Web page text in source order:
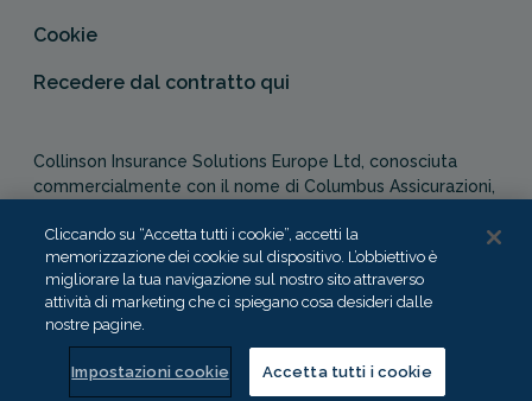
Cookie
Recedere dal contratto qui
Collinson Insurance Solutions Europe Ltd, conosciuta
commercialmente con il nome di Columbus Assicurazioni,
Authority in qualità di agente assicurativo (Distribution Act
-Cap. 487). In Italia, Columbus Assicurazioni è soggetta
alla vigilanza dell’IVASS.
Cliccando su “Accetta tutti i cookie”, accetti la
memorizzazione dei cookie sul dispositivo. L’obbiettivo è
migliorare la tua navigazione sul nostro sito attraverso
attività di marketing che ci spiegano cosa desideri dalle
nostre pagine.
Impostazioni cookie Accetta tutti i cookie